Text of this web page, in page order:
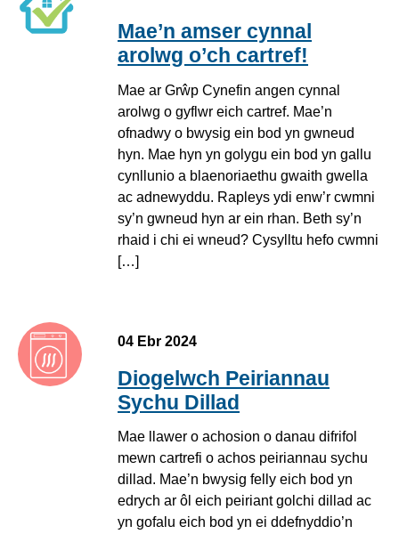
Mae’n amser cynnal
arolwg o’ch cartref!
Mae ar Grŵp Cynefin angen cynnal
arolwg o gyflwr eich cartref. Mae’n
ofnadwy o bwysig ein bod yn gwneud
hyn. Mae hyn yn golygu ein bod yn gallu
cynllunio a blaenoriaethu gwaith gwella
ac adnewyddu. Rapleys ydi enw’r cwmni
sy’n gwneud hyn ar ein rhan. Beth sy’n
rhaid i chi ei wneud? Cysylltu hefo cwmni
[…]
04 Ebr 2024
Diogelwch Peiriannau
Sychu Dillad
Mae llawer o achosion o danau difrifol
mewn cartrefi o achos peiriannau sychu
dillad. Mae’n bwysig felly eich bod yn
edrych ar ôl eich peiriant golchi dillad ac
yn gofalu eich bod yn ei ddefnyddio’n